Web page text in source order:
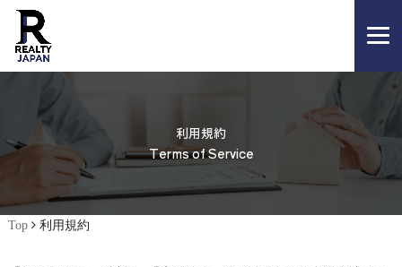
利用規約
Terms of Service
Top 利用規約